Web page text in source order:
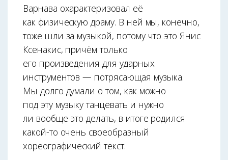
Варнава охарактеризовал её
как физическую драму. В ней мы, конечно,
тоже шли за музыкой, потому что это Янис
Ксенакис, причём только
его произведения для ударных
инструментов — потрясающая музыка.
Мы долго думали о том, как можно
под эту музыку танцевать и нужно
ли вообще это делать, в итоге родился
какой-то очень своеобразный
хореографический текст.